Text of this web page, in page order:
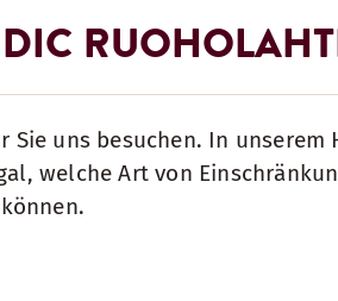
uns besuchen. In unserem
welche Art von